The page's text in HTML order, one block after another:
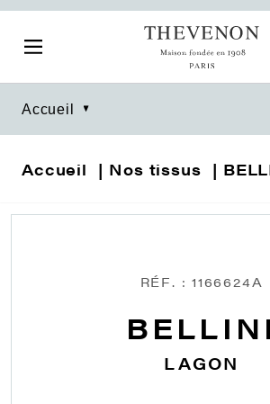
Accueil
Accueil Nos tissus
RÉF. : 1166624A
BELLINI
LAGON